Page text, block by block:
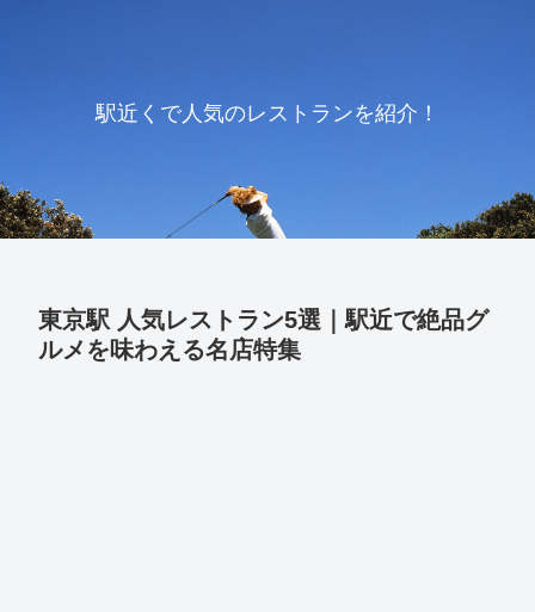
駅近くで人気のレストランを紹介！
東京駅 人気レストラン5選｜駅近で絶品グ
ルメを味わえる名店特集